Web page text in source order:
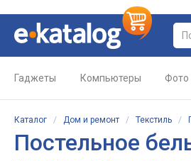
Гаджеты Компьютеры Фото
Каталог / Дом и ремонт / Текстиль /
Постельное